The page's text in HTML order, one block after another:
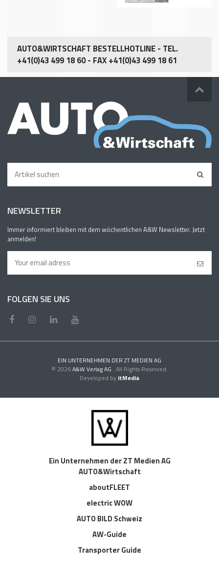
AUTO&WIRTSCHAFT BESTELLHOTLINE - TEL.
+41(0)43 499 18 60 - FAX +41(0)43 499 18 61
NEWSLETTER
Immer informiert bleiben mit dem wöchentlichen A&W Newsletter. Jetzt
anmelden!
FOLGEN SIE UNS
EIN UNTERNEHMEN DER ZT MEDIEN AG
© 2026A&W Verlag AG . All Rights Reserved.
Developed by itMedia
Ein Unternehmen der ZT Medien AG
AUTO&Wirtschaft
aboutFLEET
electric WOW
AUTO BILD Schweiz
AW-Guide
Transporter Guide